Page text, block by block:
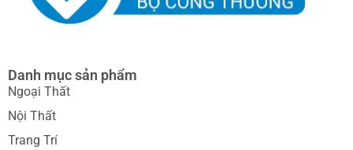
Danh mục sản phẩm
Ngoại Thất
Nội Thất
Trang Trí